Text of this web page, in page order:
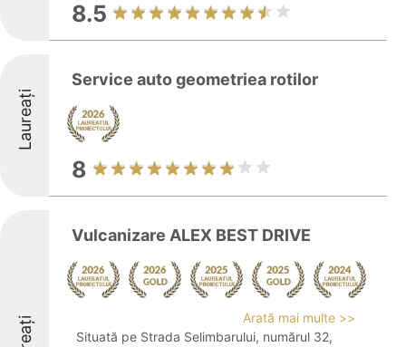
8.5
Laureați
Service auto geometriea rotilor
8
Vulcanizare ALEX BEST DRIVE
Arată mai multe >>
Situată pe Strada Selimbarului, numărul 32,